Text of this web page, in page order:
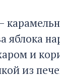
яблока
и
из